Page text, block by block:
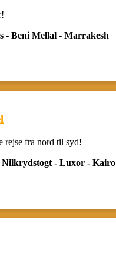
- Beni Mellal - Marrakesh
rejse fra nord til syd!
Nilkrydstogt - Luxor - Kairo